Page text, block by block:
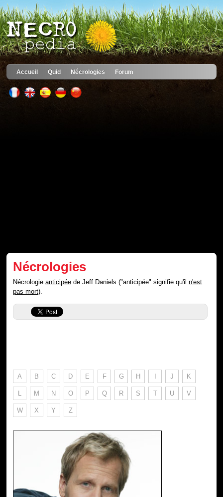
Accueil Quid Nécrologies Forum
Nécrologies
Nécrologieanticipée de Jeff Daniels ("anticipée" signifie qu'iln'est
pas mort).
A B C D E F G H I J K
L M N O P Q R S T U V
W X Y Z